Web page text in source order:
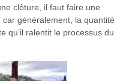
clôture, il faut faire une
car généralement, la quantité
qu’il ralentit le processus du